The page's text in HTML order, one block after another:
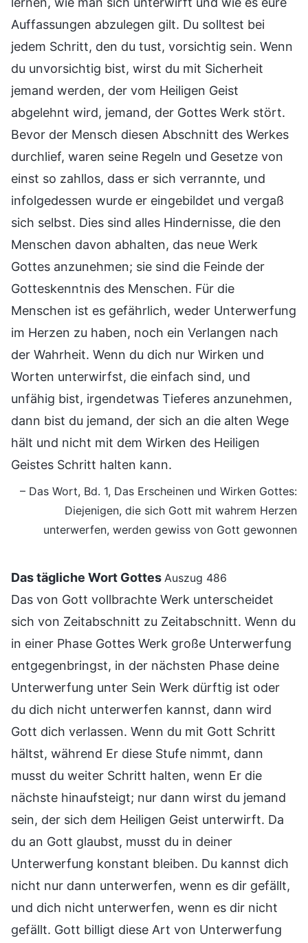
Auffassungen abzulegen gilt. Du solltest bei
jedem Schritt, den du tust, vorsichtig sein. Wenn
du unvorsichtig bist, wirst du mit Sicherheit
jemand werden, der vom Heiligen Geist
abgelehnt wird, jemand, der Gottes Werk stört.
Bevor der Mensch diesen Abschnitt des Werkes
durchlief, waren seine Regeln und Gesetze von
einst so zahllos, dass er sich verrannte, und
infolgedessen wurde er eingebildet und vergaß
sich selbst. Dies sind alles Hindernisse, die den
Menschen davon abhalten, das neue Werk
Gottes anzunehmen; sie sind die Feinde der
Gotteskenntnis des Menschen. Für die
Menschen ist es gefährlich, weder Unterwerfung
im Herzen zu haben, noch ein Verlangen nach
der Wahrheit. Wenn du dich nur Wirken und
Worten unterwirfst, die einfach sind, und
unfähig bist, irgendetwas Tieferes anzunehmen,
dann bist du jemand, der sich an die alten Wege
hält und nicht mit dem Wirken des Heiligen
Geistes Schritt halten kann.
– Das Wort, Bd. 1, Das Erscheinen und Wirken Gottes:
Diejenigen, die sich Gott mit wahrem Herzen
unterwerfen, werden gewiss von Gott gewonnen
Das tägliche Wort Gottes Auszug 486
Das von Gott vollbrachte Werk unterscheidet
sich von Zeitabschnitt zu Zeitabschnitt. Wenn du
in einer Phase Gottes Werk große Unterwerfung
entgegenbringst, in der nächsten Phase deine
Unterwerfung unter Sein Werk dürftig ist oder
du dich nicht unterwerfen kannst, dann wird
Gott dich verlassen. Wenn du mit Gott Schritt
hältst, während Er diese Stufe nimmt, dann
musst du weiter Schritt halten, wenn Er die
nächste hinaufsteigt; nur dann wirst du jemand
sein, der sich dem Heiligen Geist unterwirft. Da
du an Gott glaubst, musst du in deiner
Unterwerfung konstant bleiben. Du kannst dich
nicht nur dann unterwerfen, wenn es dir gefällt,
und dich nicht unterwerfen, wenn es dir nicht
gefällt. Gott billigt diese Art von Unterwerfung